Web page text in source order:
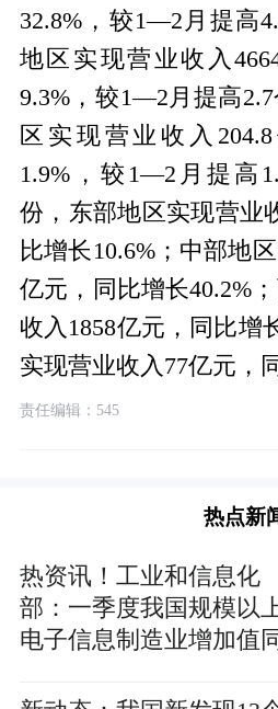
32.8%，较1—2月提高
地区实现营业收入
9.3%，较1—2月提高
区实现营业收入
1.9%，较1—2月提高
份，东部地区实现营业
比增长10.6%；中部地
亿元，同比增长40.2%
收入1858亿元，同比增
实现营业收入77亿元，
责任编辑：545
热点新
热资讯！工业和信息化
部：一季度我国规模以
电子信息制造业增加值